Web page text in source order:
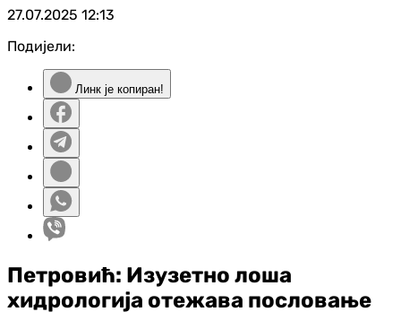
27.07.2025 12:13
Подијели:
Линк је копиран!
Петровић: Изузетно лоша
хидрологија отежава пословање